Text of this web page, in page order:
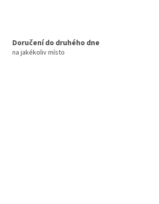
Doručení do druhého dne
na jakékoliv místo